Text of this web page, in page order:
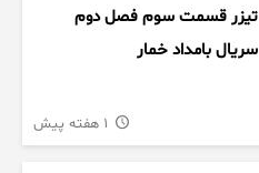
تیزر قسمت سوم فصل دوم
سریال بامداد خمار